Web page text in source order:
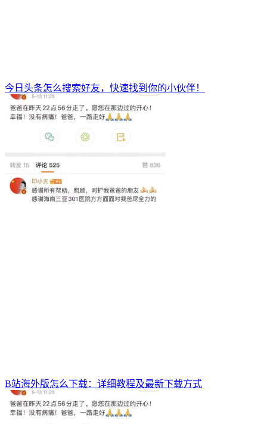
今日头条怎么搜索好友，快速找到你的小伙伴！
B站海外版怎么下载：详细教程及最新下载方式